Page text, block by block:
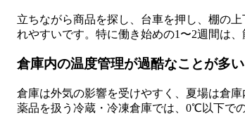
立ちながら商品を探し、台車を押し、棚の
れやすいです。特に働き始めの1〜2週間は
倉庫内の温度管理が過酷なことが多い
倉庫は外気の影響を受けやすく、夏場は倉
薬品を扱う冷蔵・冷凍倉庫では、0℃以下で